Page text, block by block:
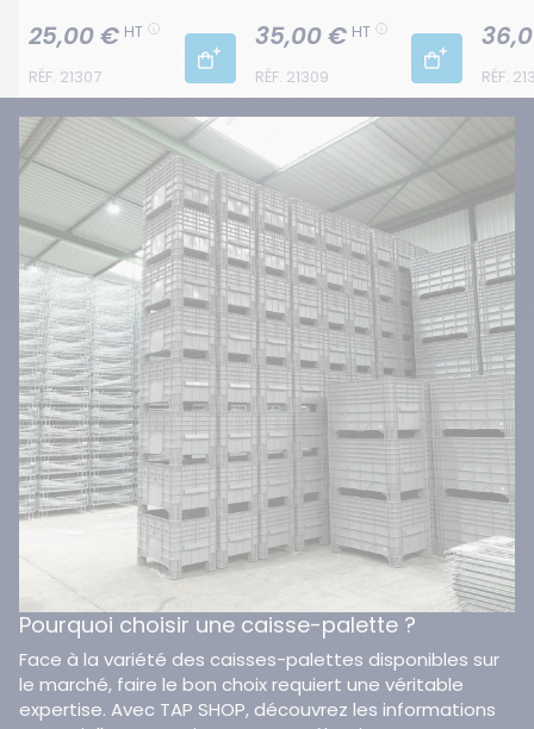
RÉF. 21307
25,00 € HT
RÉF. 21309
35,00 € HT
RÉF.
Pourquoi choisir une caisse-palette ?
Face à la variété des caisses-palettes disponibles sur
le marché, faire le bon choix requiert une véritable
expertise. Avec TAP SHOP, découvrez les informations